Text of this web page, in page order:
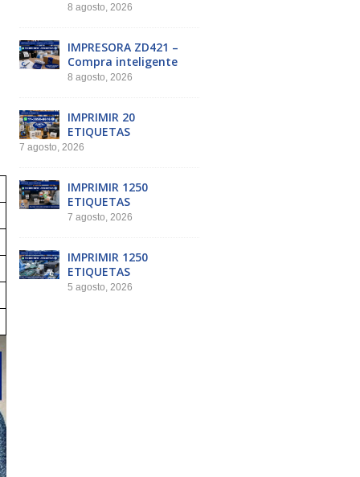
8 agosto, 2026
IMPRESORA ZD421 –
Compra inteligente
8 agosto, 2026
IMPRIMIR 20
ETIQUETAS
7 agosto, 2026
IMPRIMIR 1250
ETIQUETAS
7 agosto, 2026
IMPRIMIR 1250
ETIQUETAS
5 agosto, 2026